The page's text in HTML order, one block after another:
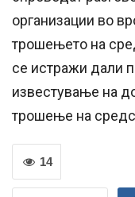
организации во
трошењето на
се истражи дали
известување на
трошење на
14